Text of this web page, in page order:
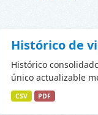
Histórico de
Histórico
único actualizable
CSV PDF